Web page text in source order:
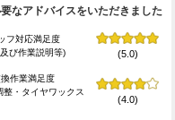
なアドバイスをいただきました
フ対応満足度
び作業説明等)
(5.0)
作業満足度
整・タイヤワックス
(4.0)